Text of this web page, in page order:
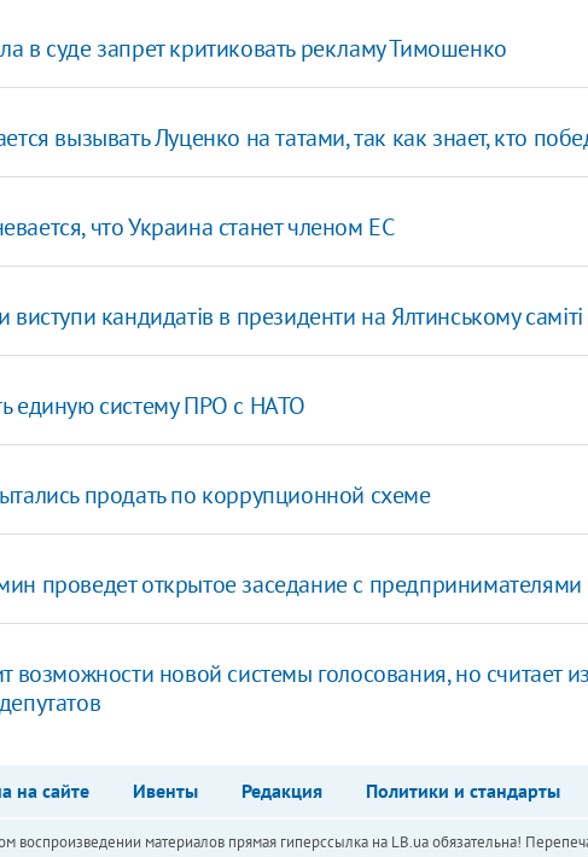
в суде запрет критиковать рекламу Тимошенко
вызывать Луценко на татами, так как знает, кто
что Украина станет членом ЕС
виступи кандидатів в президенти на Ялтинському саміті
единую систему ПРО с НАТО
продать по коррупционной схеме
проведет открытое заседание с предпринимателями
возможности новой системы голосования, но считает
на сайте Ивенты Редакция Политики и стандарты
воспроизведении материалов прямая гиперссылка на LB.ua обязательна!